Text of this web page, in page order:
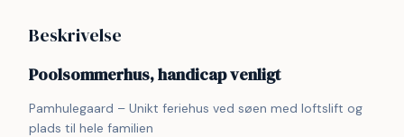
Beskrivelse
Poolsommerhus, handicap venligt
Pamhulegaard – Unikt feriehus ved søen med loftslift og
plads til hele familien